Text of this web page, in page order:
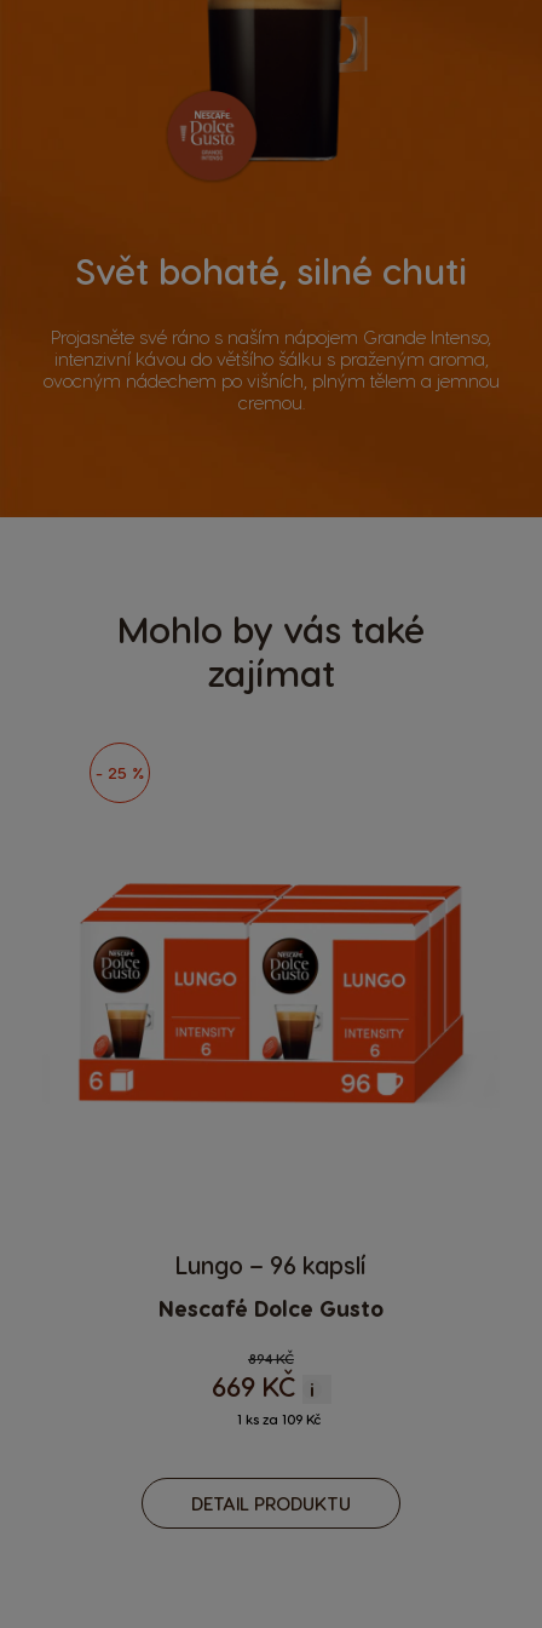
Svět bohaté, silné chuti
Projasněte své ráno s naším nápojem Grande Intenso,
intenzivní kávou do většího šálku s praženým aroma,
ovocným nádechem po višních, plným tělem a jemnou
cremou.
Mohlo by vás také
zajímat
- 25 %
Lungo – 96 kapslí
Nescafé Dolce Gusto
Regular Price
894 KČ
669 KČ i
1 ks za 109 Kč
DETAIL PRODUKTU